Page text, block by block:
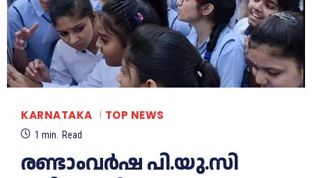
KARNATAKA TOP NEWS
1 min. Read
രണ്ടാംവർഷ പി.യു.സി